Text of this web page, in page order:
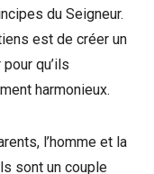
du Seigneur.
est de créer un
qu’ils
harmonieux.
l’homme et la
sont un couple